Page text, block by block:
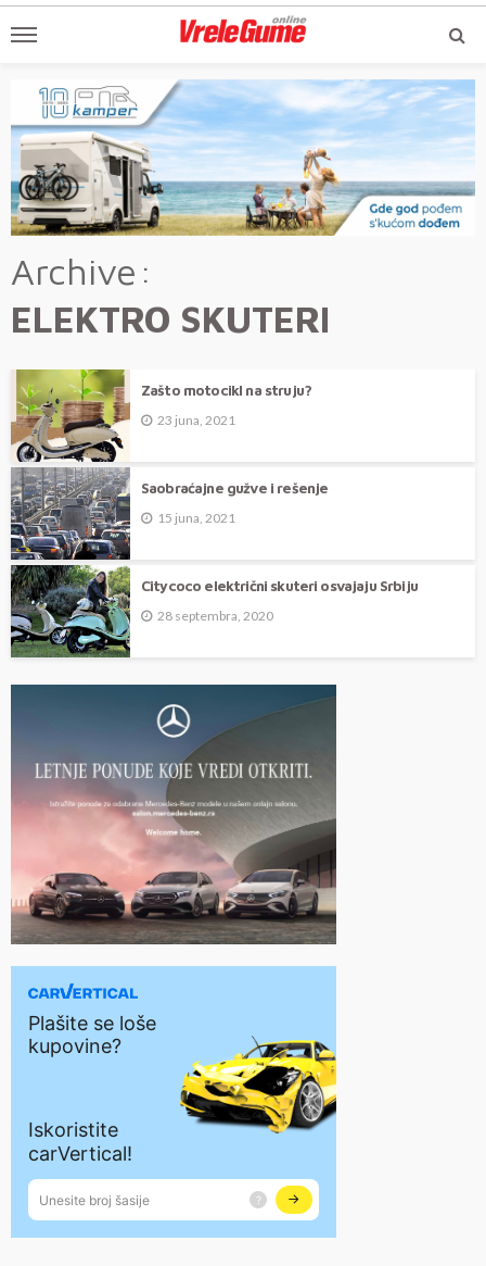
Archive
ELEKTRO SKUTERI
Zašto motocikl na struju?
23 juna, 2021
Saobraćajne gužve i rešenje
15 juna, 2021
Citycoco električni skuteri osvajaju Srbiju
28 septembra, 2020